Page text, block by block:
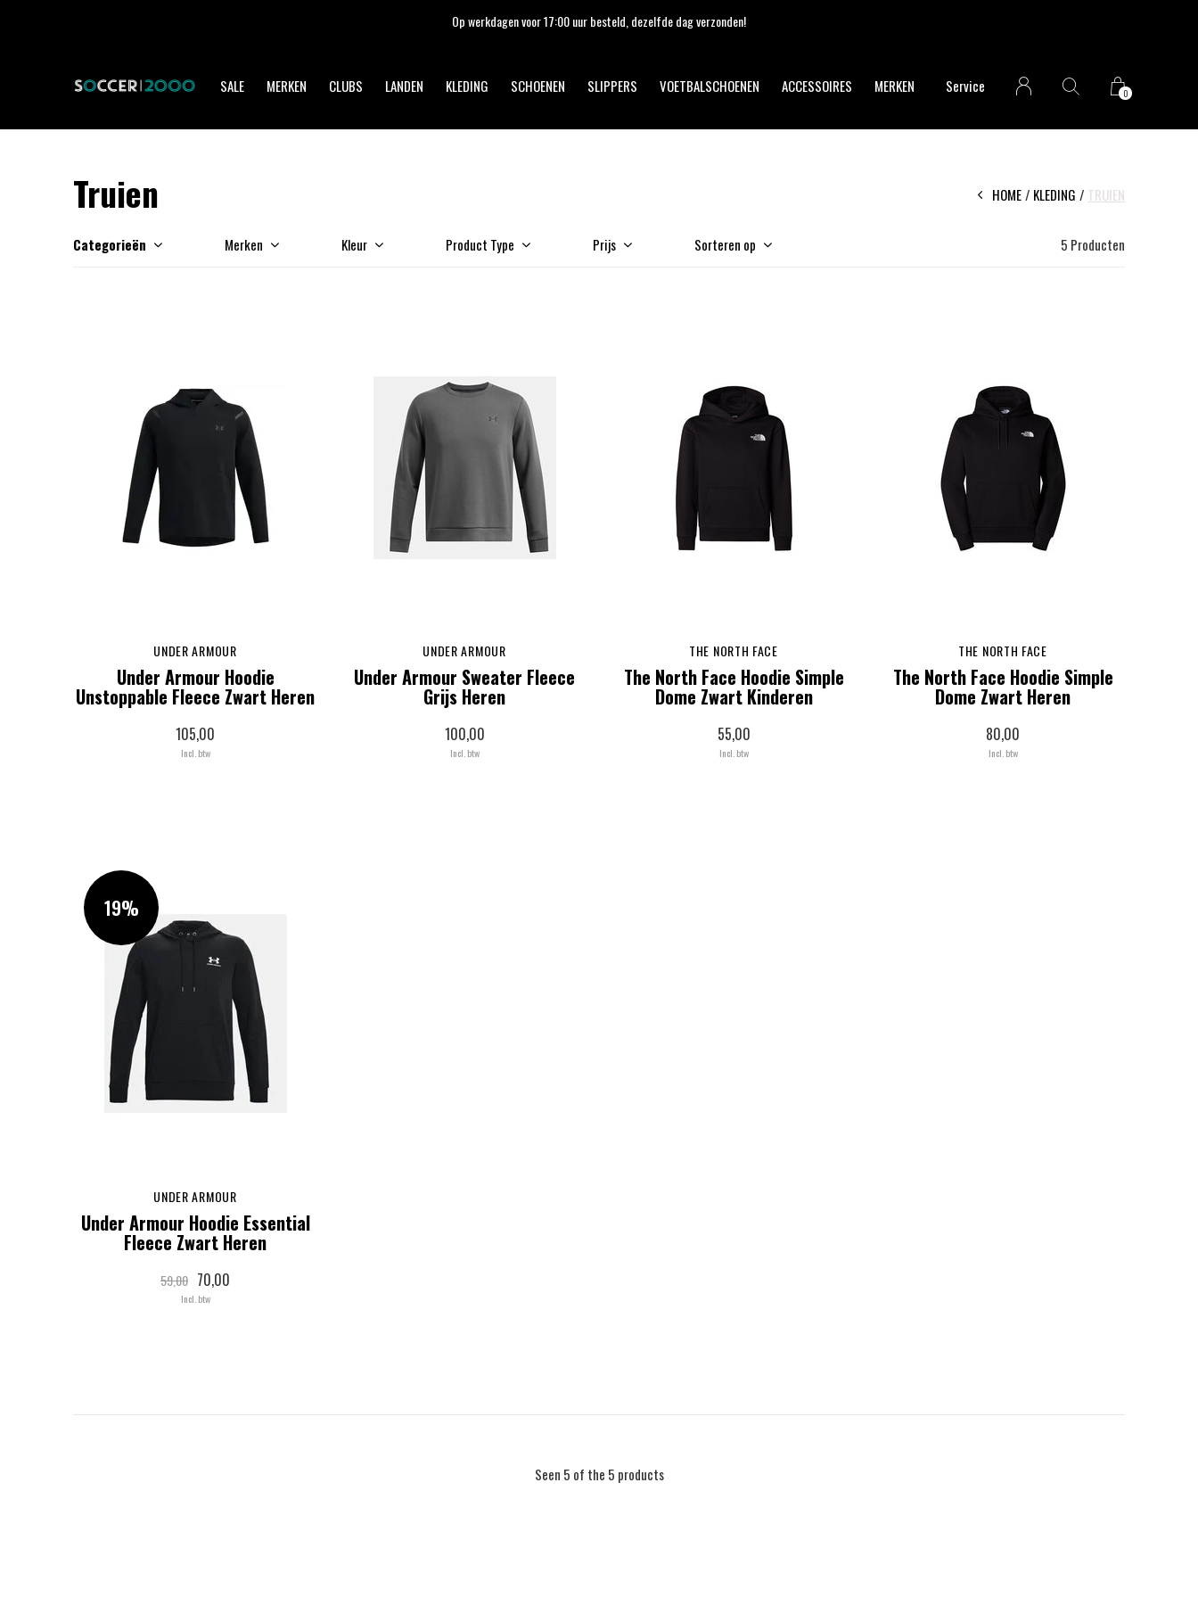
SALE MERKEN CLUBS LANDEN KLEDING SCHOENEN SLIPPERS VOETBALSCHOENEN ACCESSOIRES MERKEN Service 0
Op werkdagen voor 17:00 uur besteld, dezelfde dag verzonden!
Truien HOME KLEDING TRUIEN
Categorieën Merken Kleur Product Type Prijs Sorteren op 5 Producten
UNDER ARMOUR
Under Armour Hoodie
Unstoppable Fleece Zwart Heren
105,00
Incl. btw
UNDER ARMOUR
Under Armour Sweater Fleece
Grijs Heren
100,00
Incl. btw
THE NORTH FACE
The North Face Hoodie Simple
Dome Zwart Kinderen
55,00
Incl. btw
THE NORTH FACE
The North Face Hoodie Simple
Dome Zwart Heren
80,00
Incl. btw
19%
UNDER ARMOUR
Under Armour Hoodie Essential
Fleece Zwart Heren
59,00 70,00
Incl. btw
Seen 5 of the 5 products